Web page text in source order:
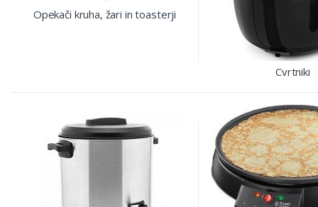
Opekači kruha, žari in toasterji
Cvrtniki